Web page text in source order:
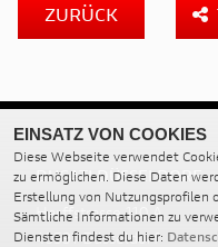
ZURÜCK
DUCATI DÜSSELDORF
Harffstrasse 110 A
40591 Düsseldorf
EINSATZ VON COOKIES
Diese Webseite verwendet
zu ermöglichen. Diese Daten
Erstellung von Nutzungsprofilen
Sämtliche Informationen zu
Diensten findest du hier: